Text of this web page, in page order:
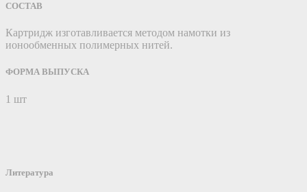
СОСТАВ
Картридж изготавливается методом намотки из
ионообменных полимерных нитей.
ФОРМА ВЫПУСКА
1 шт
Литература